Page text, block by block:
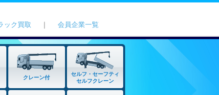
ック買取 ｜ 会員企業一覧
クレーン付
セルフ・セーフティ
セルフクレーン